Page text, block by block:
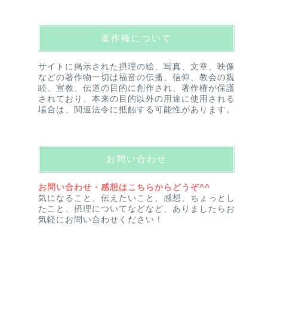
著作権について
サイトに掲示された摂理の絵、写真、文章、映像
などの著作物一切は福音の伝播、信仰、教会の親
睦、宣教、伝道の目的に創作され、著作権が保護
されており、本来の目的以外の用途に使用される
場合は、関連法令に抵触する可能性があります。
お問い合わせ
お問い合わせ・感想はこちらからどうぞ^^
気になること、伝えたいこと、感想、ちょっとし
たこと、摂理についてなどなど、ありましたらお
気軽にお問い合わせください！